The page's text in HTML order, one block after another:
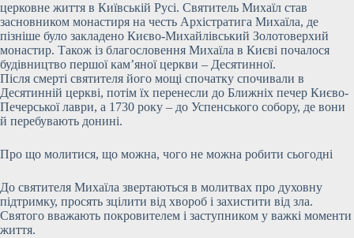
церковне життя в Київській Русі. Святитель Михаїл став
засновником монастиря на честь Архістратига Михаїла, де
пізніше було закладено Києво-Михайлівський Золотоверхий
монастир. Також із благословення Михаїла в Києві почалося
будівництво першої кам’яної церкви – Десятинної.
Після смерті святителя його мощі спочатку спочивали в
Десятинній церкві, потім їх перенесли до Ближніх печер Києво-
Печерської лаври, а 1730 року – до Успенського собору, де вони
й перебувають донині.
Про що молитися, що можна, чого не можна робити сьогодні
До святителя Михаїла звертаються в молитвах про духовну
підтримку, просять зцілити від хвороб і захистити від зла.
Святого вважають покровителем і заступником у важкі моменти
життя.